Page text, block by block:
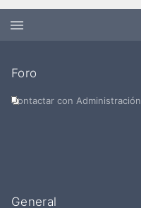
Foro
Contactar con Administración
General